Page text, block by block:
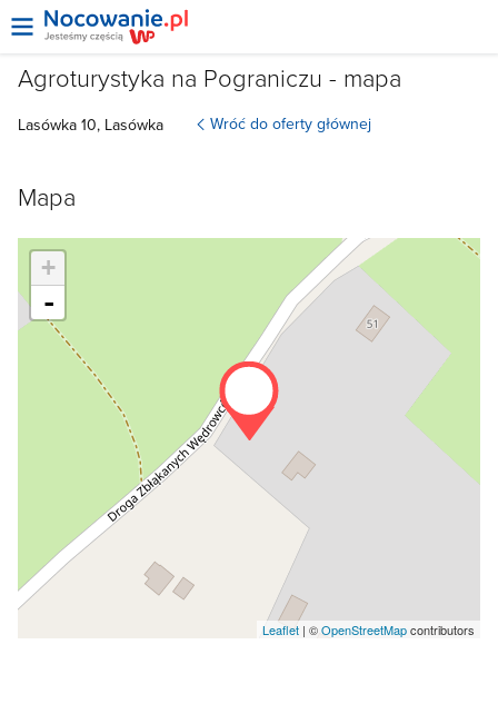
Agroturystyka na Pograniczu - mapa
Lasówka 10, Lasówka Wróć do oferty głównej
Mapa
+
-
Leaflet | ©OpenStreetMapcontributors